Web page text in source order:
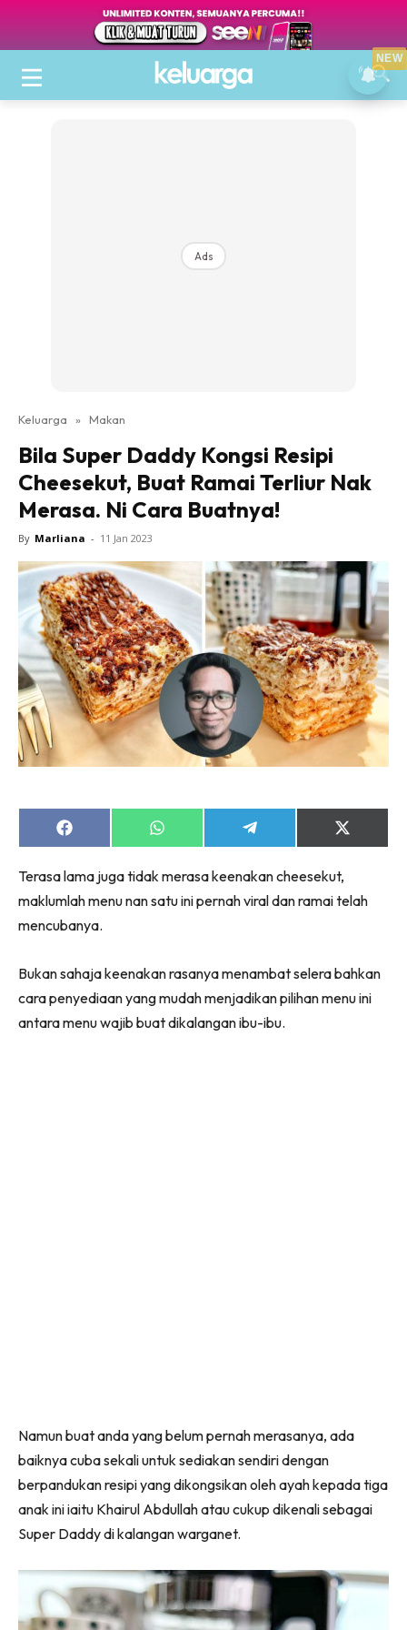
Ads
Keluarga » Makan
Bila Super Daddy Kongsi Resipi
Cheesekut, Buat Ramai Terliur Nak
Merasa. Ni Cara Buatnya!
By Marliana - 11 Jan 2023
Share
on
Share
on
Share
on
Share
on
(Twitter)
Terasa lama juga tidak merasa keenakan cheesekut,
maklumlah menu nan satu ini pernah viral dan ramai telah
mencubanya.
Bukan sahaja keenakan rasanya menambat selera bahkan
cara penyediaan yang mudah menjadikan pilihan menu ini
antara menu wajib buat dikalangan ibu-ibu.
Namun buat anda yang belum pernah merasanya, ada
baiknya cuba sekali untuk sediakan sendiri dengan
berpandukan resipi yang dikongsikan oleh ayah kepada tiga
anak ini iaitu Khairul Abdullah atau cukup dikenali sebagai
Super Daddy di kalangan warganet.
NEW